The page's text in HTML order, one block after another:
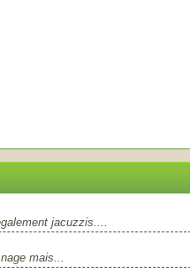
jacuzzis....
mais...